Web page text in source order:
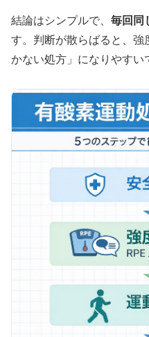
結論はシンプルで、 毎回同
す。判断が散らばると、
かない処方」になりやすい